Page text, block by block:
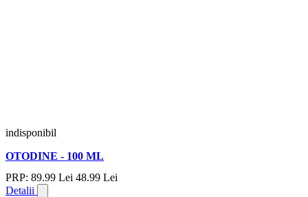
indisponibil
OTODINE - 100 ML
PRP: 89.99 Lei 48.99 Lei
Detalii